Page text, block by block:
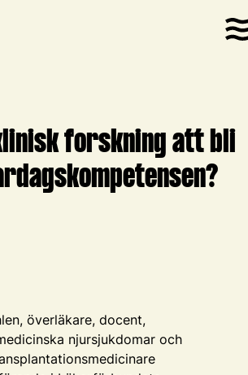
forskning att bli
överläkare, docent,
njursjukdomar och